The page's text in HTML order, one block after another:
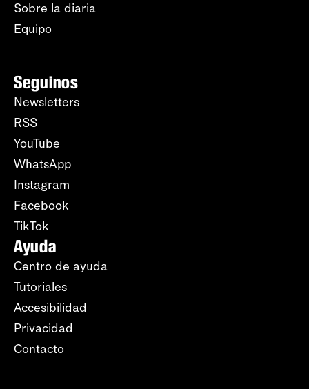
Sobre la diaria
Equipo
Seguinos
Newsletters
RSS
YouTube
WhatsApp
Instagram
Facebook
TikTok
Ayuda
Centro de ayuda
Tutoriales
Accesibilidad
Privacidad
Contacto